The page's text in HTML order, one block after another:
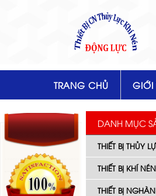
TRANG CHỦ GIỚI
DANH MỤC
THIẾT BỊ THỦY
THIẾT BỊ KHÍ NÉN
THIẾT BỊ